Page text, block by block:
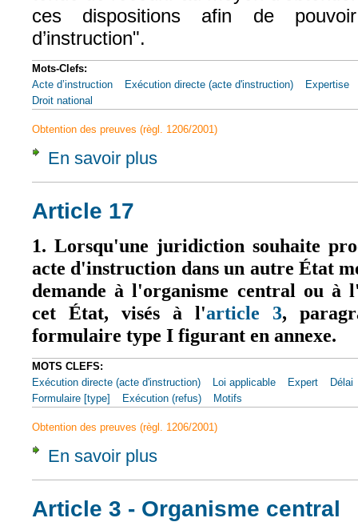
ces dispositions afin de
d’instruction".
Mots-Clefs:
Acte d’instruction
Exécution directe (acte d'instruction)
Expertise
Droit national
Obtention des preuves (règl. 1206/2001)
En savoir plus
Article 17
1. Lorsqu'une juridiction souhaite
acte d'instruction dans un autre État
demande à l'organisme central ou à
cet État, visés à l'article 3,
formulaire type I figurant en annexe.
MOTS CLEFS:
Exécution directe (acte d'instruction)
Loi applicable Expert
Délai
Formulaire [type]
Exécution (refus) Motifs
Obtention des preuves (règl. 1206/2001)
En savoir plus
Article 3 - Organisme central